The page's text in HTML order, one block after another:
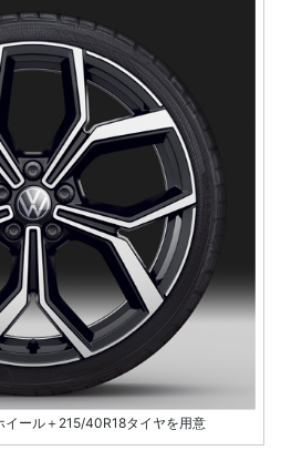
ール＋215/40R18タイヤを用意